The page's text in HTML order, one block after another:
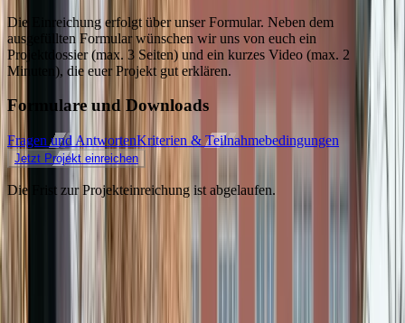
Die Einreichung erfolgt über unser Formular. Neben dem
ausgefüllten Formular wünschen wir uns von euch ein
Projektdossier (max. 3 Seiten) und ein kurzes Video (max. 2
Minuten), die euer Projekt gut erklären.
Formulare und Downloads
Fragen und AntwortenKriterien & Teilnahmebedingungen
Jetzt Projekt einreichen
Die Frist zur Projekteinreichung ist abgelaufen.